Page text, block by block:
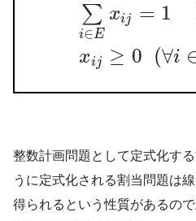
題を理系的な観点から解
∑
i∈E
xij = 1
xij ≥ 0 (∀i
整数計画問題として定式化す
うに定式化される割当問題は
得られるという性質があるの